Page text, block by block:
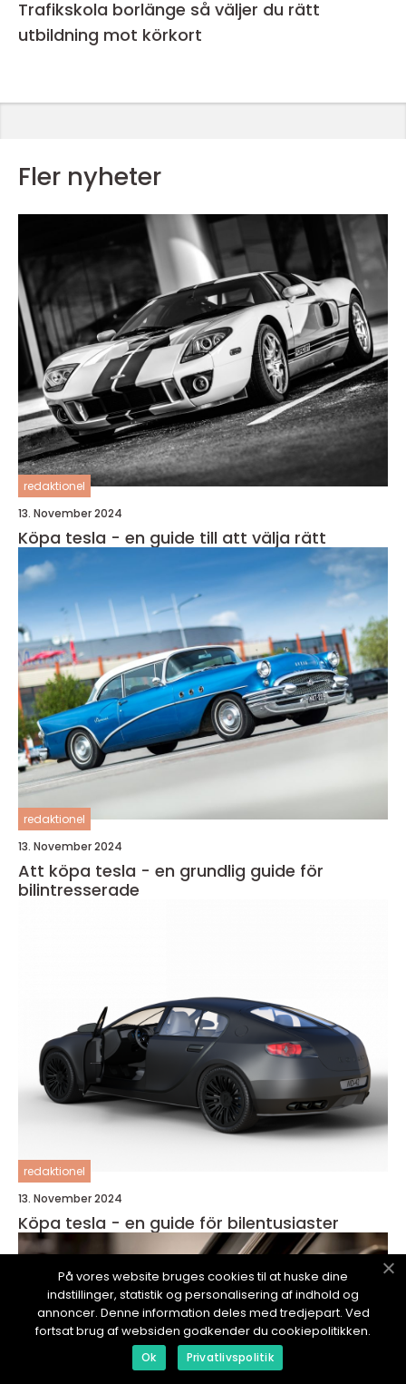
Trafikskola borlänge så väljer du rätt
utbildning mot körkort
Fler nyheter
redaktionel
13. November 2024
Köpa tesla - en guide till att välja rätt
redaktionel
13. November 2024
Att köpa tesla - en grundlig guide för
bilintresserade
redaktionel
13. November 2024
Köpa tesla - en guide för bilentusiaster
På vores website bruges cookies til at huske dine
indstillinger, statistik og personalisering af indhold og
annoncer. Denne information deles med tredjepart. Ved
fortsat brug af websiden godkender du cookiepolitikken.
Ok Privatlivspolitik